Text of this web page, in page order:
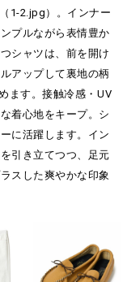
1-2.jpg）。インナー
プルながら表情豊か
シャツは、前を開け
アップして裏地の柄
ます。接触冷感・UV
着心地をキープ。シ
に活躍します。イン
引き立てつつ、足元
スした爽やかな印象